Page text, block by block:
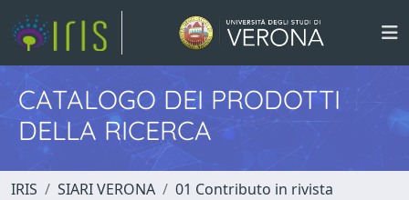
CATALOGO DEI PRODOTTI
DELLA RICERCA
IRIS SIARI VERONA
01 Contributo in rivista